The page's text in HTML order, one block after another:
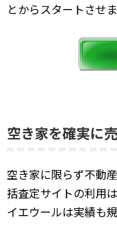
とからスタートさせ
空き家を確実に
空き家に限らず不動
括査定サイトの利用
イエウールは実績も